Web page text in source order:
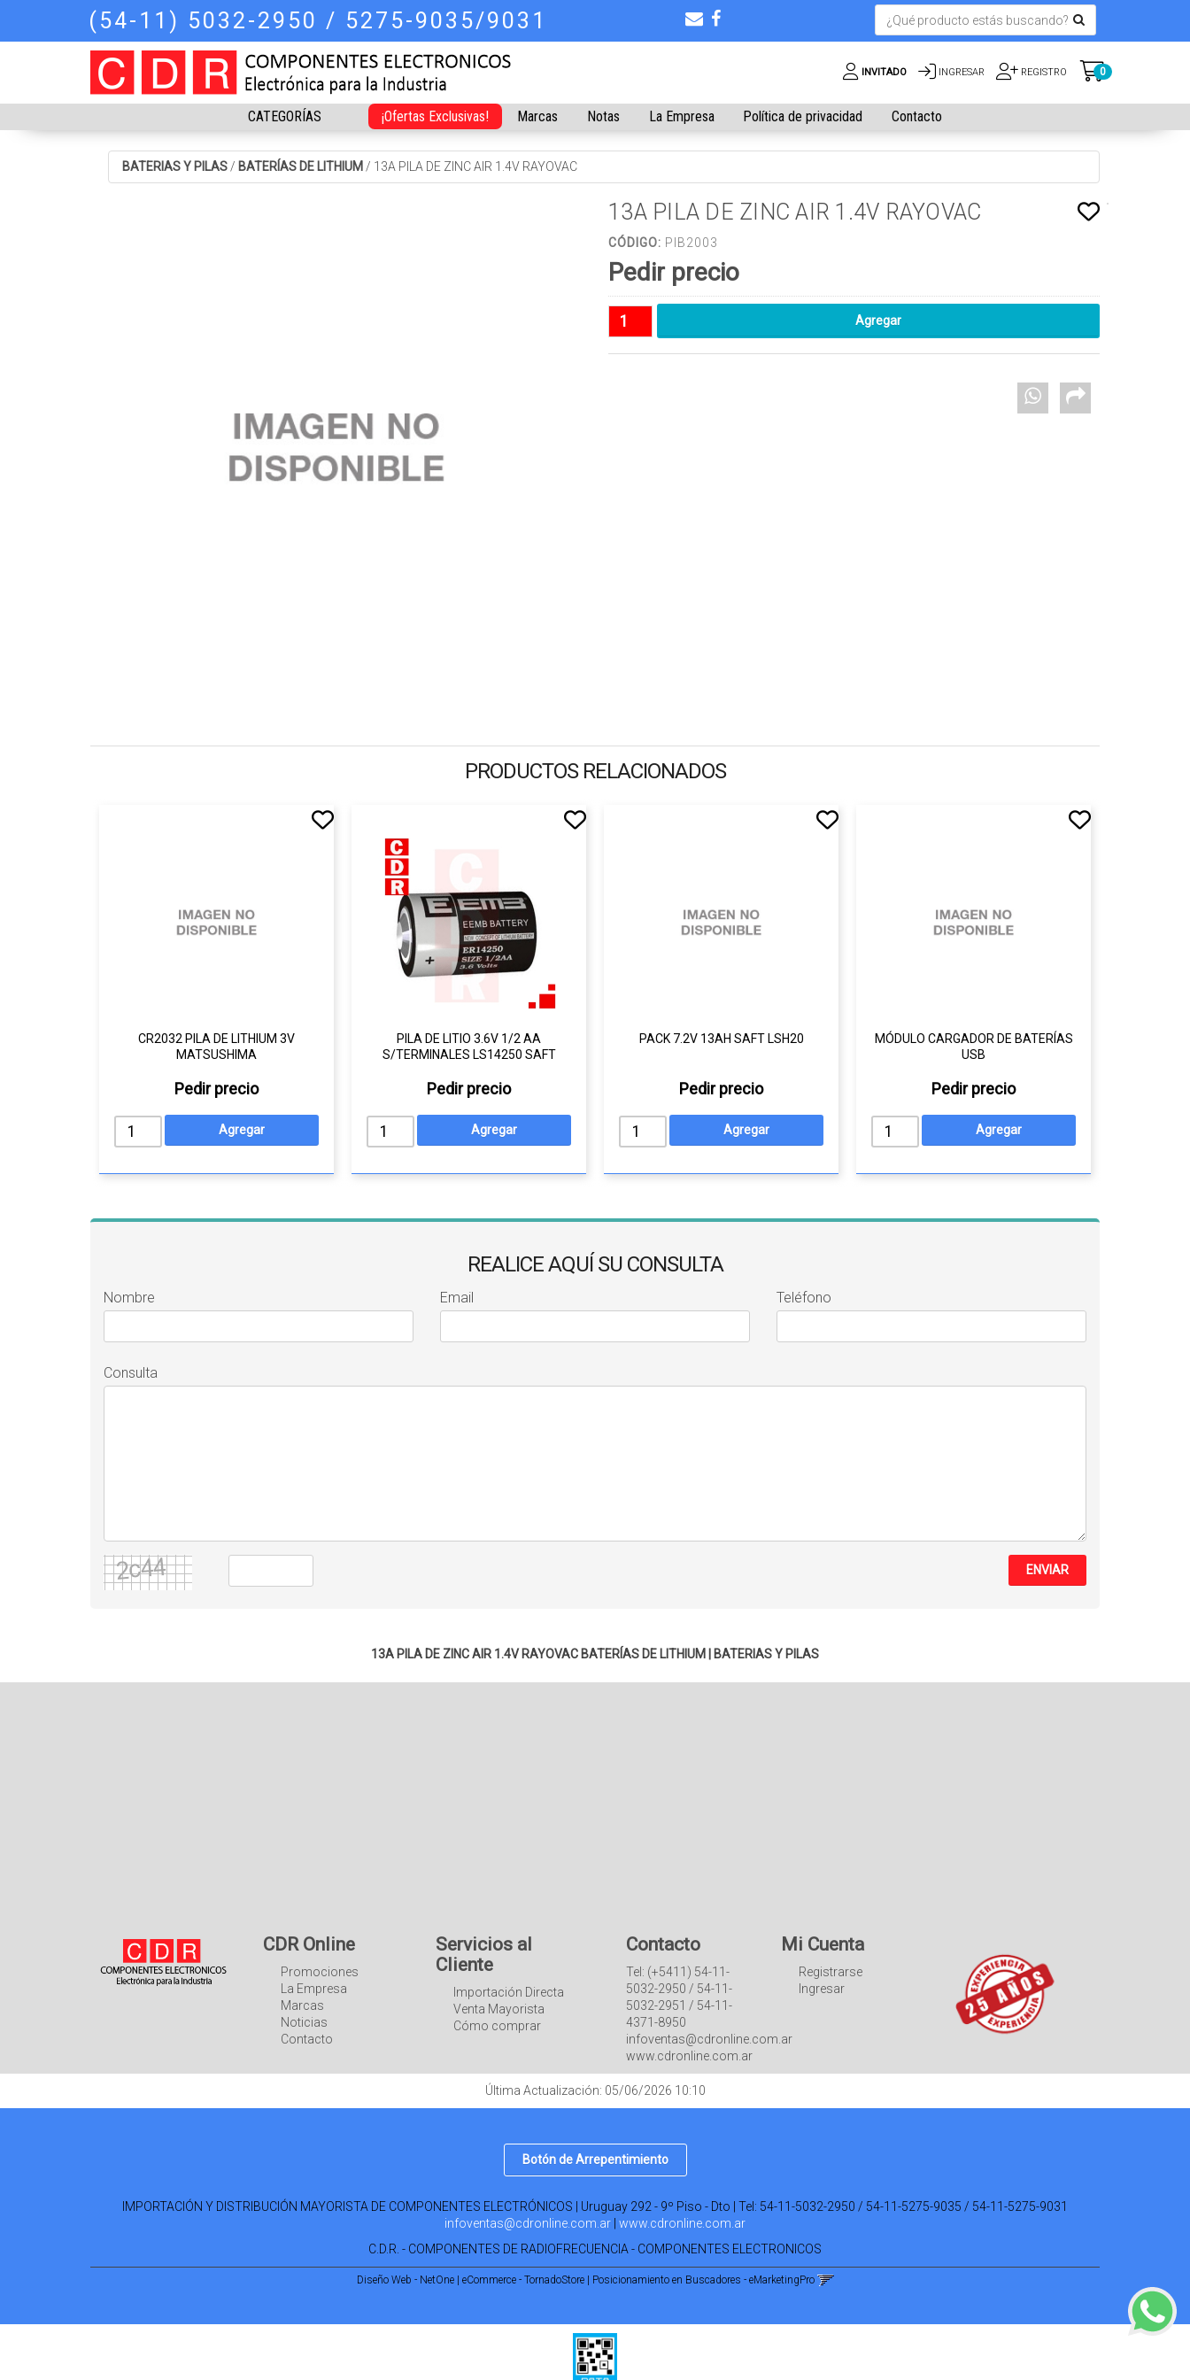
(54-11) 5032-2950 / 5275-9035/9031
INVITADO INGRESAR REGISTRO 0
CATEGORÍAS ¡Ofertas Exclusivas! Marcas Notas La Empresa Política de privacidad Contacto
BATERIAS Y PILAS / BATERÍAS DE LITHIUM / 13A PILA DE ZINC AIR 1.4V RAYOVAC
13A PILA DE ZINC AIR 1.4V RAYOVAC
CÓDIGO: PIB2003
Pedir precio
PRODUCTOS RELACIONADOS
CR2032 PILA DE LITHIUM 3V
MATSUSHIMA
Pedir precio
PILA DE LITIO 3.6V 1/2 AA
S/TERMINALES LS14250 SAFT
Pedir precio
PACK 7.2V 13AH SAFT LSH20
Pedir precio
MÓDULO CARGADOR DE BATERÍAS
USB
Pedir precio
REALICE AQUÍ SU CONSULTA
Nombre Email Teléfono
Consulta
ENVIAR
13A PILA DE ZINC AIR 1.4V RAYOVAC BATERÍAS DE LITHIUM BATERIAS Y PILAS
CDR Online
Promociones
La Empresa
Marcas
Noticias
Contacto
Servicios al
Cliente
Importación Directa
Venta Mayorista
Cómo comprar
Contacto
Tel: (+5411) 54-11-
5032-2950 / 54-11-
5032-2951 / 54-11-
4371-8950
infoventas@cdronline.com.ar
www.cdronline.com.ar
Mi Cuenta
Registrarse
Ingresar
Última Actualización: 05/06/2026 10:10
Botón de Arrepentimiento
IMPORTACIÓN Y DISTRIBUCIÓN MAYORISTA DE COMPONENTES ELECTRÓNICOS | Uruguay 292 - 9º Piso - Dto | Tel: 54-11-5032-2950 / 54-11-5275-9035 / 54-11-5275-9031
infoventas@cdronline.com.ar www.cdronline.com.ar
C.D.R. - COMPONENTES DE RADIOFRECUENCIA - COMPONENTES ELECTRONICOS
Diseño Web - NetOne| eCommerce - TornadoStore| Posicionamiento en Buscadores - eMarketingPro